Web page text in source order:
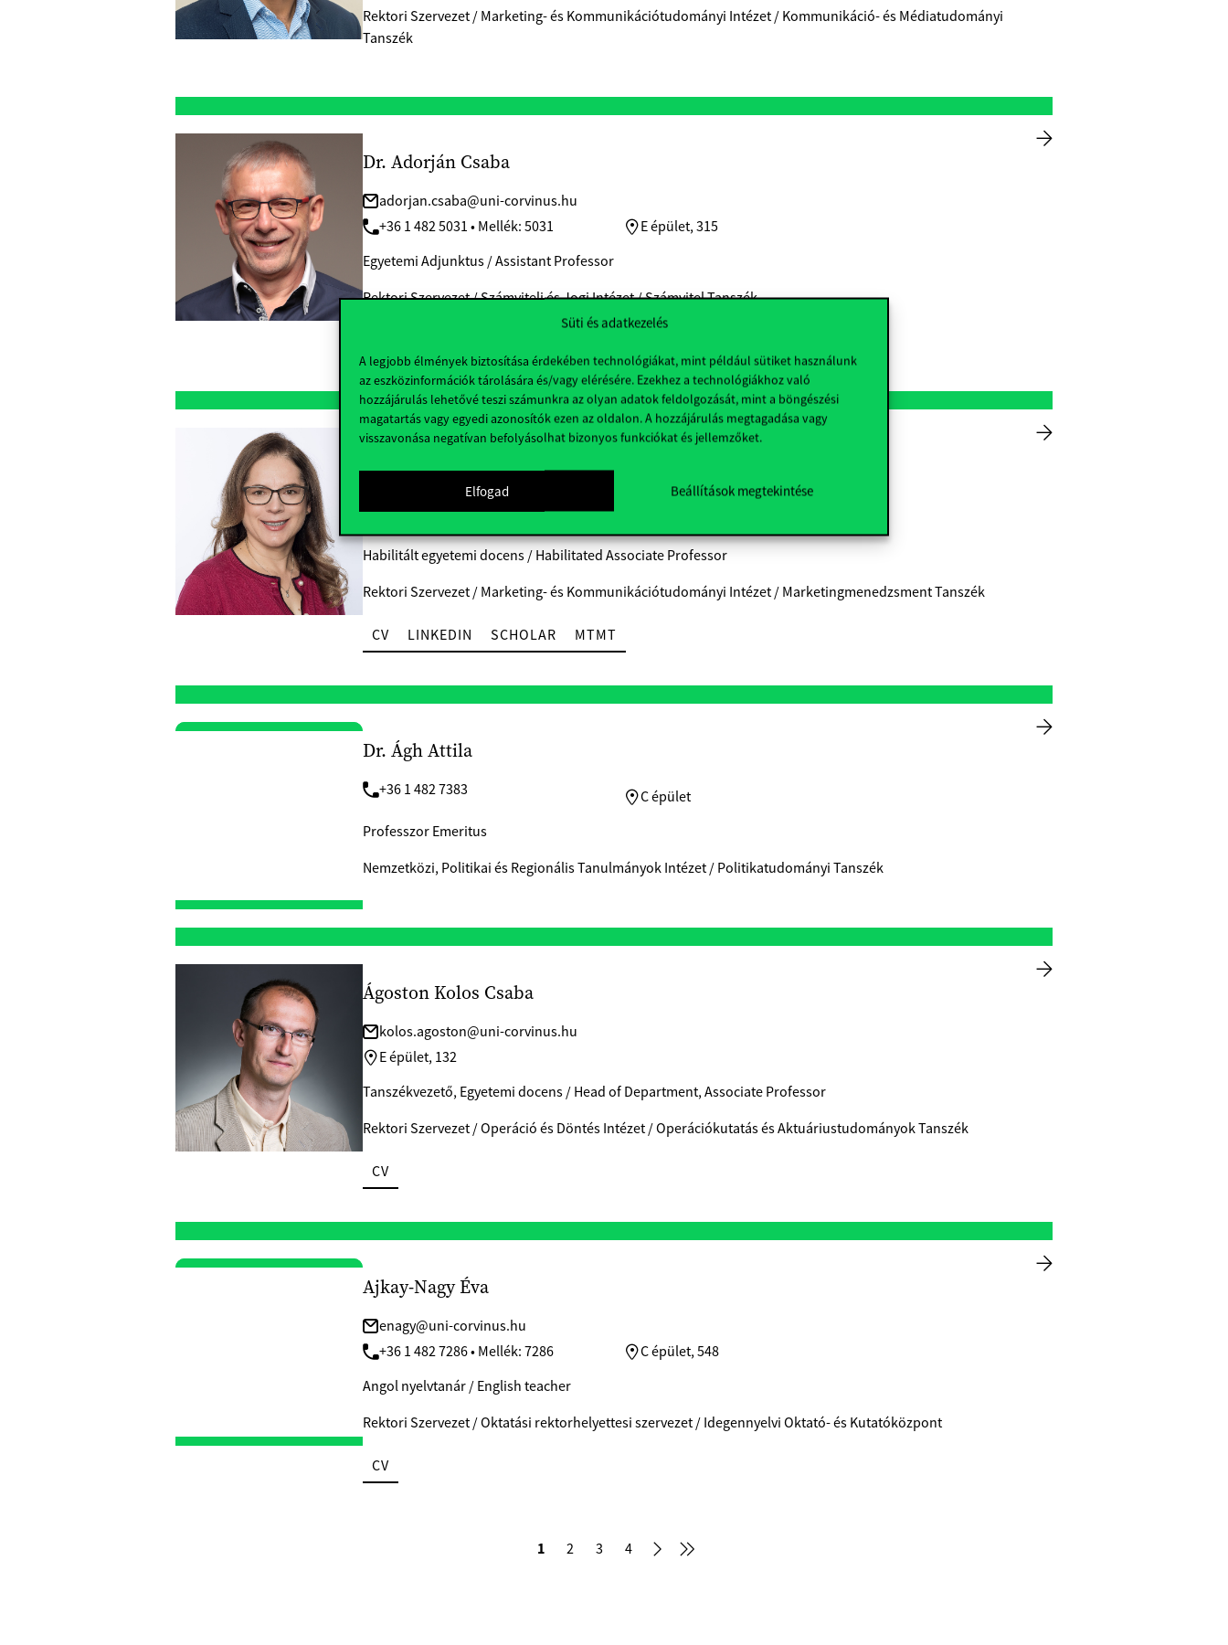
Süti és adatkezelés
A legjobb élmények biztosítása érdekében technológiákat, mint például sütiket használunk
az eszközinformációk tárolására és/vagy elérésére. Ezekhez a technológiákhoz való
hozzájárulás lehetővé teszi számunkra az olyan adatok feldolgozását, mint a böngészési
magatartás vagy egyedi azonosítók ezen az oldalon. A hozzájárulás megtagadása vagy
visszavonása negatívan befolyásolhat bizonyos funkciókat és jellemzőket.
Elfogad Beállítások megtekintése
Rektori Szervezet / Marketing- és Kommunikációtudományi Intézet / Kommunikáció- és Médiatudományi
Tanszék
Dr. Adorján Csaba
adorjan.csaba@uni-corvinus.hu
+36 1 482 5031 • Mellék: 5031
E épület, 315
Egyetemi Adjunktus / Assistant Professor
Rektori Szervezet / Számviteli és Jogi Intézet / Számvitel Tanszék
irma.agardi@uni-corvinus.hu
Habilitált egyetemi docens / Habilitated Associate Professor
Rektori Szervezet / Marketing- és Kommunikációtudományi Intézet / Marketingmenedzsment Tanszék
CV LINKEDIN SCHOLAR MTMT
Dr. Ágh Attila
+36 1 482 7383
C épület
Professzor Emeritus
Nemzetközi, Politikai és Regionális Tanulmányok Intézet / Politikatudományi Tanszék
Ágoston Kolos Csaba
kolos.agoston@uni-corvinus.hu
E épület, 132
Tanszékvezető, Egyetemi docens / Head of Department, Associate Professor
Rektori Szervezet / Operáció és Döntés Intézet / Operációkutatás és Aktuáriustudományok Tanszék
CV
Ajkay-Nagy Éva
enagy@uni-corvinus.hu
+36 1 482 7286 • Mellék: 7286
C épület, 548
Angol nyelvtanár / English teacher
Rektori Szervezet / Oktatási rektorhelyettesi szervezet / Idegennyelvi Oktató- és Kutatóközpont
CV
1 2 3 4